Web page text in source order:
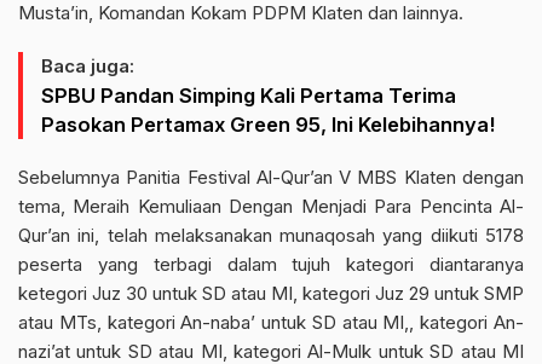
Musta’in, Komandan Kokam PDPM Klaten dan lainnya.
Baca juga:
SPBU Pandan Simping Kali Pertama Terima
Pasokan Pertamax Green 95, Ini Kelebihannya!
Sebelumnya Panitia Festival Al-Qur’an V MBS Klaten dengan
tema, Meraih Kemuliaan Dengan Menjadi Para Pencinta Al-
Qur’an ini, telah melaksanakan munaqosah yang diikuti 5178
peserta yang terbagi dalam tujuh kategori diantaranya
ketegori Juz 30 untuk SD atau MI, kategori Juz 29 untuk SMP
atau MTs, kategori An-naba’ untuk SD atau MI,, kategori An-
nazi’at untuk SD atau MI, kategori Al-Mulk untuk SD atau MI